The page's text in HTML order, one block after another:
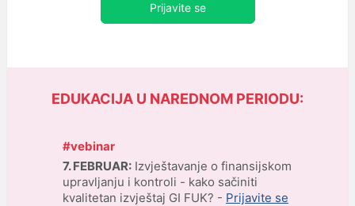
Prijavite se
EDUKACIJA U NAREDNOM PERIODU:
#vebinar
7. FEBRUAR: Izvještavanje o finansijskom
upravljanju i kontroli - kako sačiniti
kvalitetan izvještaj GI FUK? - Prijavite se